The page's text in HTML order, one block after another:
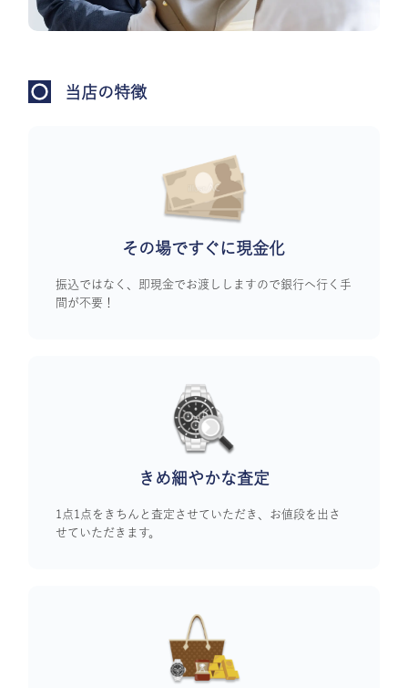
当店の特徴
その場ですぐに現金化
振込ではなく、即現金でお渡ししますので銀行へ行く手
間が不要！
きめ細やかな査定
1点1点をきちんと査定させていただき、お値段を出さ
せていただきます。